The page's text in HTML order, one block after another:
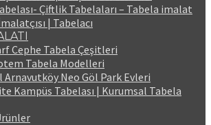
Çiftlik Tabelaları – Tabela imalat
| Tabelacı
Cephe Tabela Çeşitleri
Tabela Modelleri
Arnavutköy Neo Göl Park Evleri
Kampüs Tabelası | Kurumsal Tabela